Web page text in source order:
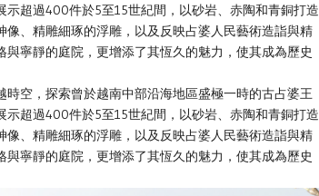
超過400件於5至15世紀間，以砂岩、赤陶和青銅打造
、精雕細琢的浮雕，以及反映占婆人民藝術造詣與精
寧靜的庭院，更增添了其恆久的魅力，使其成為歷史
空，探索曾於越南中部沿海地區盛極一時的古占婆王
超過400件於5至15世紀間，以砂岩、赤陶和青銅打造
、精雕細琢的浮雕，以及反映占婆人民藝術造詣與精
寧靜的庭院，更增添了其恆久的魅力，使其成為歷史